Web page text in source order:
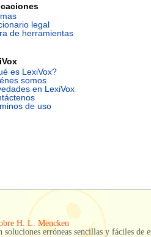
legal
de herramientas
es LexiVox?
somos
en LexiVox
de uso
H. L. Mencken
erróneas sencillas y fáciles de